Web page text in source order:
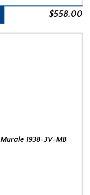
$558.00
Murale 1938-3V-MB